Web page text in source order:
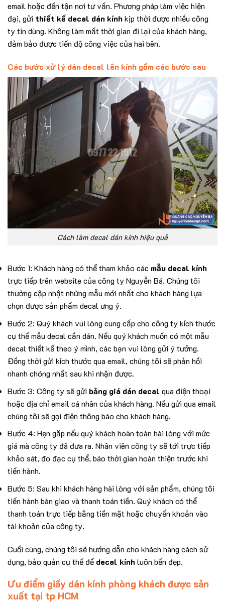
email hoặc đến tận nơi tư vấn. Phương pháp làm việc hiện
đại, gửi thiết kế decal dán kínhkịp thời được nhiều công
ty tin dùng. Không làm mất thời gian đi lại của khách hàng,
đảm bảo được tiến độ công việc của hai bên.
Các bước xử lý dán decal lên kính gồm các bước sau
Cách làm decal dán kính hiệu quả
Bước 1: Khách hàng có thể tham khảo các mẫu decal kính
trực tiếp trên website của công ty Nguyễn Bá. Chúng tôi
thường cập nhật những mẫu mới nhất cho khách hàng lựa
chọn được sản phẩm decal ưng ý.
Bước 2: Quý khách vui lòng cung cấp cho công ty kích thước
cụ thể mẫu decal cần dán. Nếu quý khách muốn có một mẫu
decal thiết kế theo ý mình, các bạn vui lòng gửi ý tưởng.
Đồng thời gửi kích thước qua email, chúng tôi sẽ phản hồi
nhanh chóng nhất sau khi nhận được.
Bước 3: Công ty sẽ gửi bảng giá dán decal qua điện thoại
hoặc địa chỉ email cá nhân của khách hàng. Nếu gửi qua email
chúng tôi sẽ gọi điện thông báo cho khách hàng.
Bước 4: Hẹn găp nếu quý khách hoàn toàn hài lòng với mức
giá mà công ty đã đưa ra. Nhân viên công ty sẽ tới trực tiếp
khảo sát, đo đạc cụ thể, báo thời gian hoàn thiện trước khi
tiến hành.
Bước 5: Sau khi khách hàng hài lòng với sản phẩm, chúng tôi
tiến hành bàn giao và thanh toán tiền. Quý khách có thể
thanh toán trực tiếp bằng tiền mặt hoặc chuyển khoản vào
tài khoản của công ty.
Cuối cùng, chúng tôi sẽ hướng dẫn cho khách hàng cách sử
dụng, bảo quản cụ thể để decal kínhluôn bền đẹp.
Ưu điểm giấy dán kính phòng khách được sản
xuất tại tp HCM